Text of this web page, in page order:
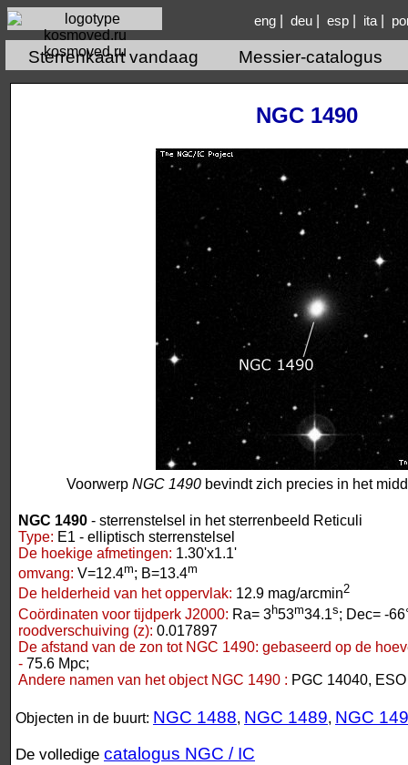
kosmoved.ru
eng| deu| esp| ita|
Sterrenkaart vandaag Messier-catalogus
NGC 1490
Voorwerp NGC 1490 bevindt zich precies in het
NGC 1490 - sterrenstelsel in het sterrenbeeld Reticuli
Type: E1 - elliptisch sterrenstelsel
De hoekige afmetingen: 1.30'x1.1'
omvang: V=12.4m; B=13.4m
De helderheid van het oppervlak: 12.9 mag/arcmin2
Coördinaten voor tijdperk J2000: Ra= 3h53m34.1s; Dec= -
roodverschuiving (z): 0.017897
De afstand van de zon tot NGC 1490: gebaseerd op de
- 75.6 Mpc;
Andere namen van het object NGC 1490 : PGC 14040,
Objecten in de buurt: NGC 1488, NGC 1489, NGC
De volledige catalogus NGC / IC